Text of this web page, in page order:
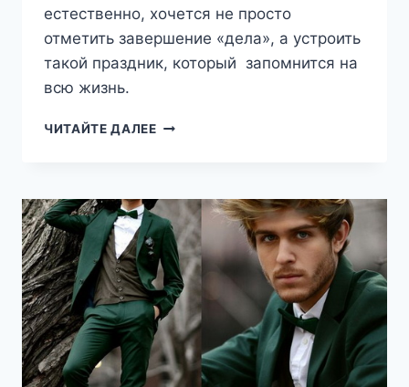
естественно, хочется не просто
отметить завершение «дела», а устроить
такой праздник, который запомнится на
всю жизнь.
ЧИТАЙТЕ ДАЛЕЕКАК